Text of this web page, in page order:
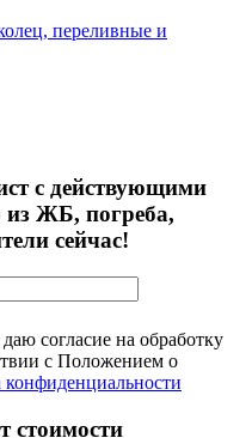
переливные и
с действующими
ЖБ, погреба,
сейчас!
согласие на обработку
с Положением о
стоимости